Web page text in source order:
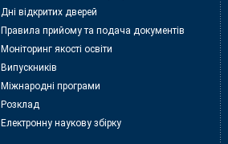
Дні відкритих дверей
Правила прийому та подача документiв
Моніторинг якості освіти
Випускників
Міжнародні програми
Розклад
Електронну наукову збірку